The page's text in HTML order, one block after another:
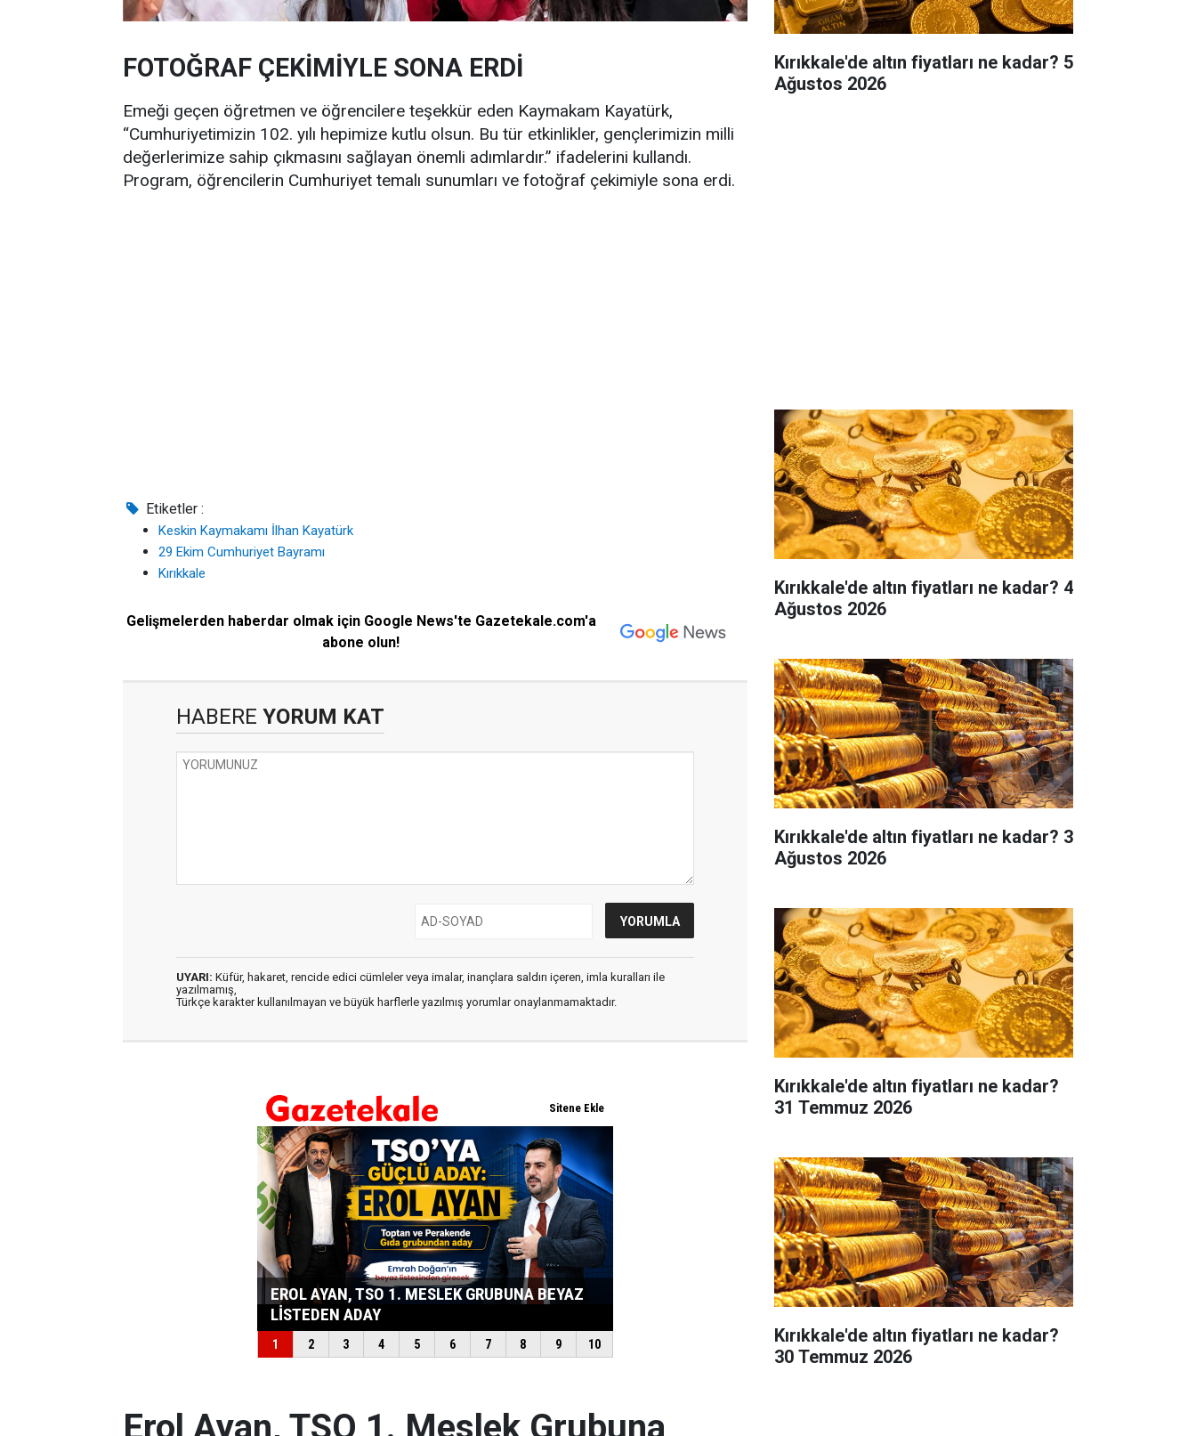
FOTOĞRAF ÇEKİMİYLE SONA ERDİ
Emeği geçen öğretmen ve öğrencilere teşekkür eden Kaymakam Kayatürk,
“Cumhuriyetimizin 102. yılı hepimize kutlu olsun. Bu tür etkinlikler, gençlerimizin milli
değerlerimize sahip çıkmasını sağlayan önemli adımlardır.” ifadelerini kullandı.
Program, öğrencilerin Cumhuriyet temalı sunumları ve fotoğraf çekimiyle sona erdi.
Etiketler :
Keskin Kaymakamı İlhan Kayatürk
29 Ekim Cumhuriyet Bayramı
Kırıkkale
Gelişmelerden haberdar olmak için Google News'te Gazetekale.com'a
abone olun!
HABERE YORUM KAT
UYARI: Küfür, hakaret, rencide edici cümleler veya imalar, inançlara saldırı içeren, imla kuralları ile
yazılmamış,
Türkçe karakter kullanılmayan ve büyük harflerle yazılmış yorumlar onaylanmamaktadır.
Kırıkkale'de altın fiyatları ne kadar? 5
Ağustos 2026
Kırıkkale'de altın fiyatları ne kadar? 4
Ağustos 2026
Kırıkkale'de altın fiyatları ne kadar? 3
Ağustos 2026
Kırıkkale'de altın fiyatları ne kadar?
31 Temmuz 2026
Kırıkkale'de altın fiyatları ne kadar?
30 Temmuz 2026
Erol Ayan, TSO 1. Meslek Grubuna